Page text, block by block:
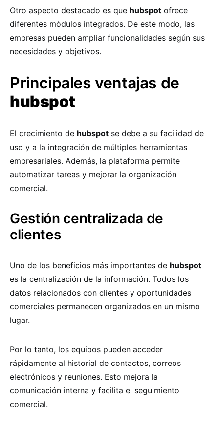
Otro aspecto destacado es que hubspot ofrece
diferentes módulos integrados. De este modo, las
empresas pueden ampliar funcionalidades según sus
necesidades y objetivos.
Principales ventajas de
hubspot
El crecimiento de hubspot se debe a su facilidad de
uso y a la integración de múltiples herramientas
empresariales. Además, la plataforma permite
automatizar tareas y mejorar la organización
comercial.
Gestión centralizada de
clientes
Uno de los beneficios más importantes de hubspot
es la centralización de la información. Todos los
datos relacionados con clientes y oportunidades
comerciales permanecen organizados en un mismo
lugar.
Por lo tanto, los equipos pueden acceder
rápidamente al historial de contactos, correos
electrónicos y reuniones. Esto mejora la
comunicación interna y facilita el seguimiento
comercial.